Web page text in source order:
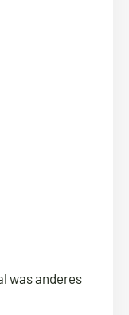
was anderes